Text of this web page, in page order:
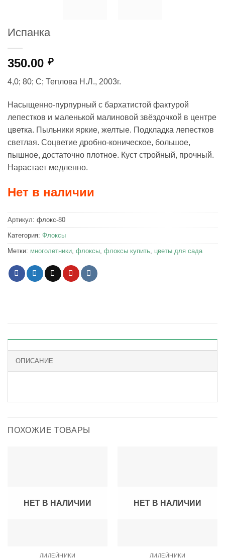
Испанка
350.00 ₽
4,0; 80; С; Теплова Н.Л., 2003г.
Насыщенно-пурпурный с бархатистой фактурой
лепестков и маленькой малиновой звёздочкой в центре
цветка. Пыльники яркие, желтые. Подкладка лепестков
светлая. Соцветие дробно-коническое, большое,
пышное, достаточно плотное. Куст стройный, прочный.
Нарастает медленно.
Нет в наличии
Артикул: флокс-80
Категория: Флоксы
Метки: многолетники, флоксы, флоксы купить, цветы для сада
ОПИСАНИЕ
ПОХОЖИЕ ТОВАРЫ
НЕТ В НАЛИЧИИ
ЛИЛЕЙНИКИ
НЕТ В НАЛИЧИИ
ЛИЛЕЙНИКИ